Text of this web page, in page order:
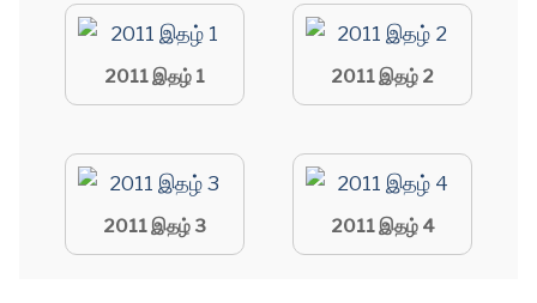
2011 இதழ் 1 2011 இதழ் 2
2011 இதழ் 3 2011 இதழ் 4